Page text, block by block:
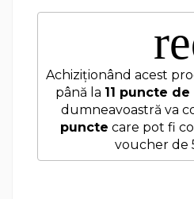
Achiziționând acest
până la 11 puncte
dumneavoastră va
puncte care pot fi
voucher de